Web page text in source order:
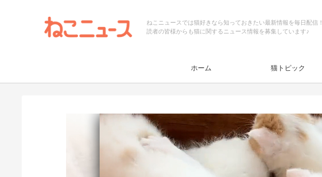
ねこニュースでは猫好きなら知っておきたい最新情報を毎日配信！
読者の皆様からも猫に関するニュース情報を募集しています♪
ホーム 猫トピック